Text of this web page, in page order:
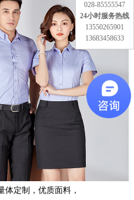
体定制，优质面料，
028-85555547
24小时服务热线
13550265901
13683458633